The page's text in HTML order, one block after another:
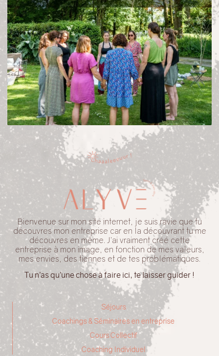
Bienvenue sur mon site internet, je suis ravie que tu
découvres mon entreprise car en la découvrant tu me
découvres en même. J’ai vraiment créé cette
entreprise à mon image, en fonction de mes valeurs,
mes envies, des tiennes et de tes problématiques.
Tu n’as qu’une chose à faire ici, te laisser guider !
Séjours
Coachings & Séminaires en entreprise
Cours Collectif
Coaching Individuel